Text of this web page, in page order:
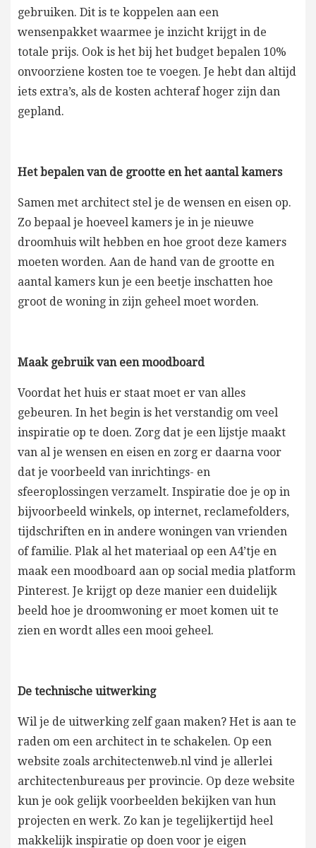
gebruiken. Dit is te koppelen aan een
wensenpakket waarmee je inzicht krijgt in de
totale prijs. Ook is het bij het budget bepalen 10%
onvoorziene kosten toe te voegen. Je hebt dan altijd
iets extra’s, als de kosten achteraf hoger zijn dan
gepland.
Het bepalen van de grootte en het aantal kamers
Samen met architect stel je de wensen en eisen op.
Zo bepaal je hoeveel kamers je in je nieuwe
droomhuis wilt hebben en hoe groot deze kamers
moeten worden. Aan de hand van de grootte en
aantal kamers kun je een beetje inschatten hoe
groot de woning in zijn geheel moet worden.
Maak gebruik van een moodboard
Voordat het huis er staat moet er van alles
gebeuren. In het begin is het verstandig om veel
inspiratie op te doen. Zorg dat je een lijstje maakt
van al je wensen en eisen en zorg er daarna voor
dat je voorbeeld van inrichtings- en
sfeeroplossingen verzamelt. Inspiratie doe je op in
bijvoorbeeld winkels, op internet, reclamefolders,
tijdschriften en in andere woningen van vrienden
of familie. Plak al het materiaal op een A4’tje en
maak een moodboard aan op social media platform
Pinterest. Je krijgt op deze manier een duidelijk
beeld hoe je droomwoning er moet komen uit te
zien en wordt alles een mooi geheel.
De technische uitwerking
Wil je de uitwerking zelf gaan maken? Het is aan te
raden om een architect in te schakelen. Op een
website zoals architectenweb.nl vind je allerlei
architectenbureaus per provincie. Op deze website
kun je ook gelijk voorbeelden bekijken van hun
projecten en werk. Zo kan je tegelijkertijd heel
makkelijk inspiratie op doen voor je eigen